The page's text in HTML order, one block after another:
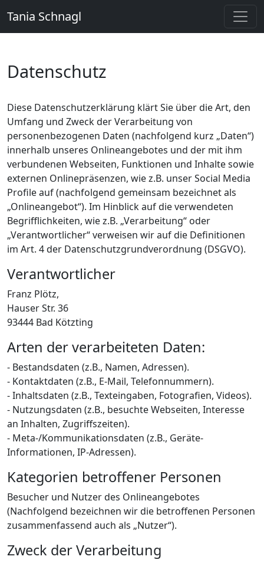
Tania Schnagl
Datenschutz
Diese Datenschutzerklärung klärt Sie über die Art, den
Umfang und Zweck der Verarbeitung von
personenbezogenen Daten (nachfolgend kurz „Daten“)
innerhalb unseres Onlineangebotes und der mit ihm
verbundenen Webseiten, Funktionen und Inhalte sowie
externen Onlinepräsenzen, wie z.B. unser Social Media
Profile auf (nachfolgend gemeinsam bezeichnet als
„Onlineangebot“). Im Hinblick auf die verwendeten
Begrifflichkeiten, wie z.B. „Verarbeitung“ oder
„Verantwortlicher“ verweisen wir auf die Definitionen
im Art. 4 der Datenschutzgrundverordnung (DSGVO).
Verantwortlicher
Franz Plötz,
Hauser Str. 36
93444 Bad Kötzting
Arten der verarbeiteten Daten:
- Bestandsdaten (z.B., Namen, Adressen).
- Kontaktdaten (z.B., E-Mail, Telefonnummern).
- Inhaltsdaten (z.B., Texteingaben, Fotografien, Videos).
- Nutzungsdaten (z.B., besuchte Webseiten, Interesse
an Inhalten, Zugriffszeiten).
- Meta-/Kommunikationsdaten (z.B., Geräte-
Informationen, IP-Adressen).
Kategorien betroffener Personen
Besucher und Nutzer des Onlineangebotes
(Nachfolgend bezeichnen wir die betroffenen Personen
zusammenfassend auch als „Nutzer“).
Zweck der Verarbeitung